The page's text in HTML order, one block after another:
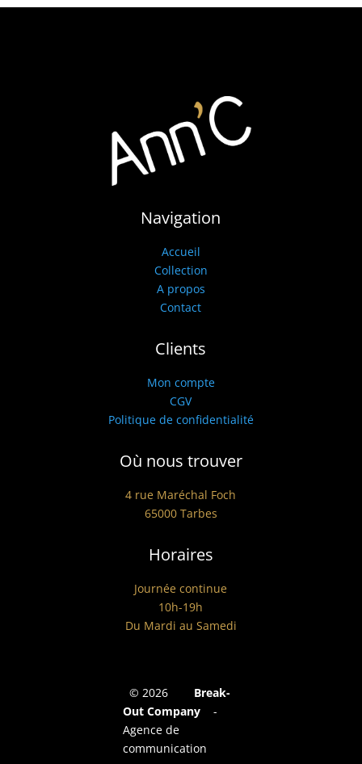
Navigation
Accueil
Collection
A propos
Contact
Clients
Mon compte
CGV
Politique de confidentialité
Où nous trouver
4 rue Maréchal Foch
65000 Tarbes
Horaires
Journée continue
10h-19h
Du Mardi au Samedi
©2026
Break-
Out Company
-
Agence de
communication